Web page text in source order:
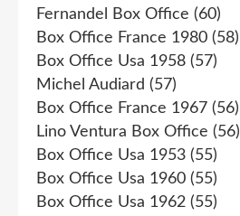
Fernandel Box Office (60)
Box Office France 1980 (58)
Box Office Usa 1958 (57)
Michel Audiard (57)
Box Office France 1967 (56)
Lino Ventura Box Office (56)
Box Office Usa 1953 (55)
Box Office Usa 1960 (55)
Box Office Usa 1962 (55)